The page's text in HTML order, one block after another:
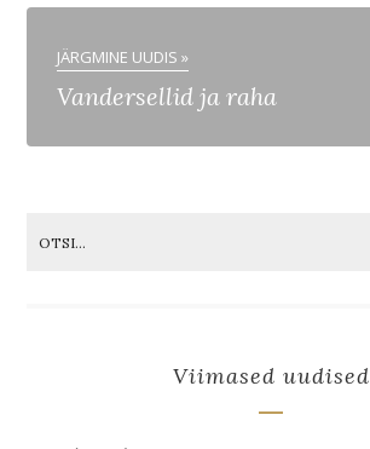
JÄRGMINE UUDIS »
Vandersellid ja raha
Viimased uudised